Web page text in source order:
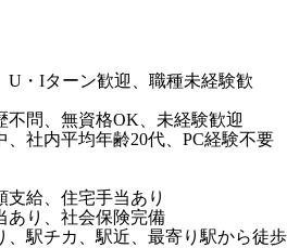
U・Iターン歓迎、職種未経験歓
不問、無資格OK、未経験歓迎
、社内平均年齢20代、PC経験不要
支給、住宅手当あり
あり、社会保険完備
、駅チカ、駅近、最寄り駅から徒歩